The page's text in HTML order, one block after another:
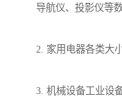
导航仪、投影仪等
2. 家用电器各类大
3. 机械设备工业设